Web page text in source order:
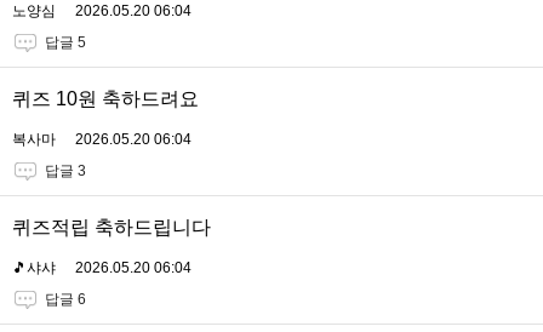
노양심
2026.05.20 06:04
답글 5
퀴즈 10원 축하드려요
복사마
2026.05.20 06:04
답글 3
퀴즈적립 축하드립니다
🎵샤샤
2026.05.20 06:04
답글 6